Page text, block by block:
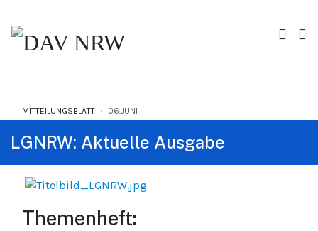
MITTEILUNGSBLATT 06.JUNI
LGNRW: Aktuelle Ausgabe
Themenheft: